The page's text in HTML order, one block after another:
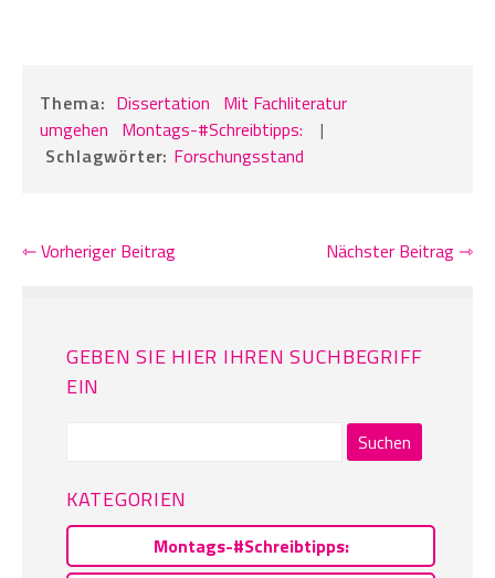
Thema: Dissertation Mit Fachliteratur
umgehen Montags-#Schreibtipps:
|
Schlagwörter: Forschungsstand
⇽ Vorheriger Beitrag Nächster Beitrag ⇾
GEBEN SIE HIER IHREN SUCHBEGRIFF
EIN
KATEGORIEN
Montags-#Schreibtipps: